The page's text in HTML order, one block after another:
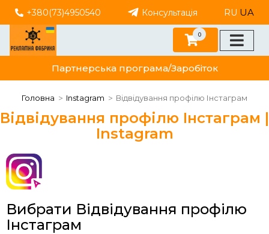
+380(73)4950540 Консультація RU UA
Партнерська програма/Заробіток
0
Головна Instagram Відвідування профілю Інстаграм
Відвідування профілю Інстаграм |
Instagram
Вибрати Відвідування профілю
Інстаграм